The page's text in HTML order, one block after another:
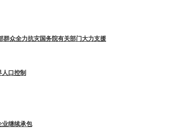
群众全力抗灾国务院有关部门大力支援
口控制
继续承包